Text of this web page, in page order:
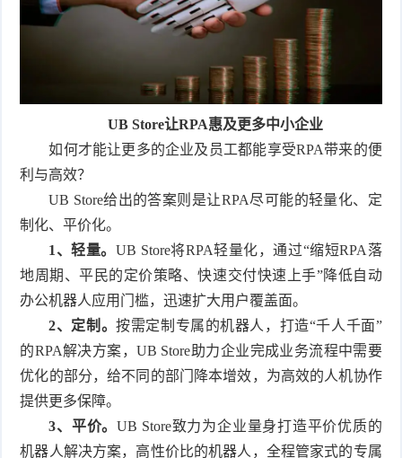
UB Store让RPA惠及更多中小企业
如何才能让更多的企业及员工都能享受RPA带来的便
利与高效？
UB Store给出的答案则是让RPA尽可能的轻量化、定
制化、平价化。
1、轻量。UB Store将RPA轻量化，通过“缩短RPA落
地周期、平民的定价策略、快速交付快速上手”降低自动
办公机器人应用门槛，迅速扩大用户覆盖面。
2、定制。按需定制专属的机器人，打造“千人千面”
的RPA解决方案，UB Store助力企业完成业务流程中需要
优化的部分，给不同的部门降本增效，为高效的人机协作
提供更多保障。
3、平价。UB Store致力为企业量身打造平价优质的
机器人解决方案，高性价比的机器人，全程管家式的专属